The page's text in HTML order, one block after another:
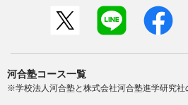
河合塾コース一覧
※学校法人河合塾と株式会社河合塾進学研究社